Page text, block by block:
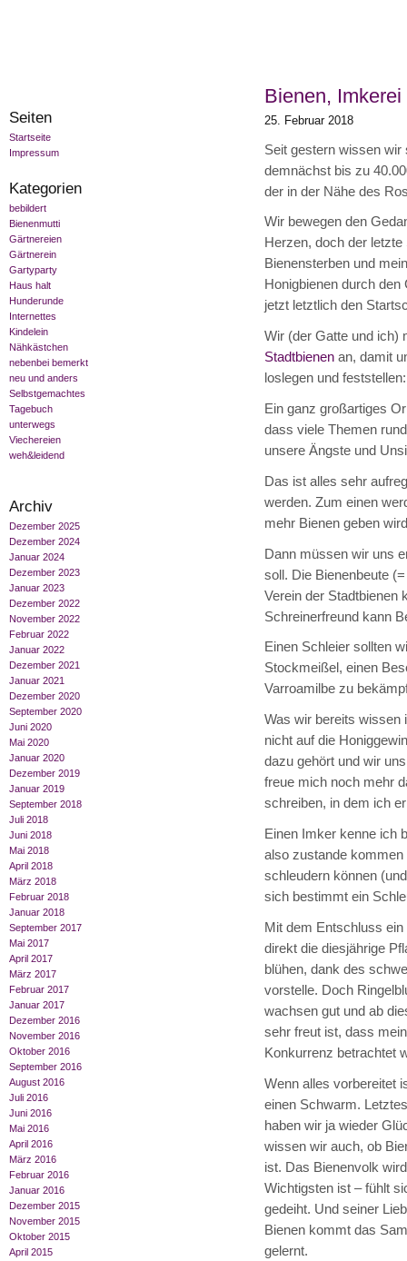
Seiten
Startseite
Impressum
Kategorien
bebildert
Bienenmutti
Gärtnereien
Gärtnerein
Gartyparty
Haus halt
Hunderunde
Internettes
Kindelein
Nähkästchen
nebenbei bemerkt
neu und anders
Selbstgemachtes
Tagebuch
unterwegs
Viechereien
weh&leidend
Archiv
Dezember 2025
Dezember 2024
Januar 2024
Dezember 2023
Januar 2023
Dezember 2022
November 2022
Februar 2022
Januar 2022
Dezember 2021
Januar 2021
Dezember 2020
September 2020
Juni 2020
Mai 2020
Januar 2020
Dezember 2019
Januar 2019
September 2018
Juli 2018
Juni 2018
Mai 2018
April 2018
März 2018
Februar 2018
Januar 2018
September 2017
Mai 2017
April 2017
März 2017
Februar 2017
Januar 2017
Dezember 2016
November 2016
Oktober 2016
September 2016
August 2016
Juli 2016
Juni 2016
Mai 2016
April 2016
März 2016
Februar 2016
Januar 2016
Dezember 2015
November 2015
Oktober 2015
April 2015
Bienen,
25. Februar 2018
Seit gestern wissen wir
demnächst bis zu
der in der Nähe des
Wir bewegen den
Herzen, doch der
Bienensterben und
Honigbienen durch
jetzt letztlich den
Wir (der Gatte und ich)
Stadtbienenan, damit
loslegen und
Ein ganz großartiges
dass viele Themen
unsere Ängste und
Das ist alles sehr
werden. Zum einen
mehr Bienen geben
Dann müssen wir uns
soll. Die Bienenbeute
Verein der Stadtbienen
Schreinerfreund kann
Einen Schleier sollten
Stockmeißel, einen
Varroamilbe zu
Was wir bereits wissen
nicht auf die
dazu gehört und wir
freue mich noch mehr
schreiben, in dem ich
Einen Imker kenne ich
also zustande
schleudern können
sich bestimmt ein
Mit dem Entschluss
direkt die diesjährige
blühen, dank des
vorstelle. Doch
wachsen gut und ab
sehr freut ist, dass
Konkurrenz betrachtet
Wenn alles vorbereitet
einen Schwarm.
haben wir ja wieder
wissen wir auch, ob
ist. Das Bienenvolk
Wichtigsten ist – fühlt
gedeiht. Und seiner
Bienen kommt das
gelernt.